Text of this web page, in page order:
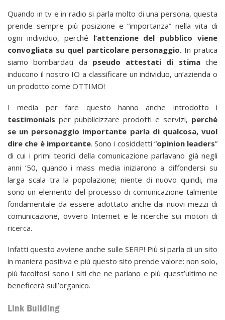
Quando in tv e in radio si parla molto di una persona, questa
prende sempre più posizione e “importanza” nella vita di
ogni individuo, perché l’attenzione del pubblico viene
convogliata su quel particolare personaggio. In pratica
siamo bombardati da pseudo attestati di stimache
inducono il nostro IO a classificare un individuo, un’azienda o
un prodotto come OTTIMO!
I media per fare questo hanno anche introdotto i
testimonials per pubblicizzare prodotti e servizi, perché
se un personaggio importante parla di qualcosa, vuol
dire che è importante. Sono i cosiddetti “opinion leaders”
di cui i primi teorici della comunicazione parlavano già negli
anni ’50, quando i mass media iniziarono a diffondersi su
larga scala tra la popolazione; niente di nuovo quindi, ma
sono un elemento del processo di comunicazione talmente
fondamentale da essere adottato anche dai nuovi mezzi di
comunicazione, ovvero Internet e le ricerche sui motori di
ricerca.
Infatti questo avviene anche sulle SERP! Più si parla di un sito
in maniera positiva e più questo sito prende valore: non solo,
più facoltosi sono i siti che ne parlano e più quest’ultimo ne
beneficerà sull’organico.
Link Building